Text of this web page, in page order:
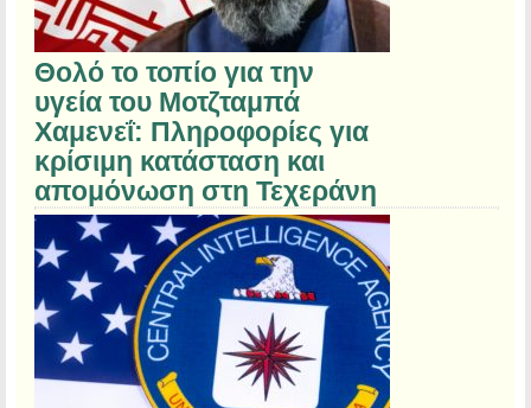
Θολό το τοπίο για την
υγεία του Μοτζταμπά
Χαμενεΐ: Πληροφορίες για
κρίσιμη κατάσταση και
απομόνωση στη Τεχεράνη